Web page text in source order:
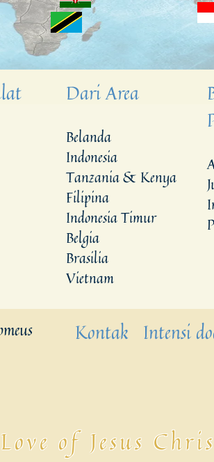
Dari Area
Belanda
Indonesia
Tanzania & Kenya
Filipina
Indonesia Timur
Belgia
Brasilia
Vietnam
Kontak Intensi
of Jesus